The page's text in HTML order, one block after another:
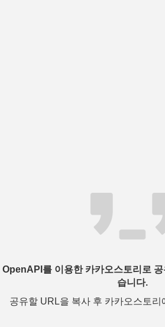
OpenAPI를 이용한 카카오스토리로
습니다.
공유할 URL을 복사 후 카카오스토리